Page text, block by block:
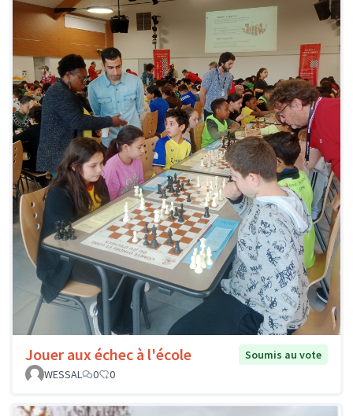
Jouer aux échec à l'école
Soumis au vote
WESSAL
0 0